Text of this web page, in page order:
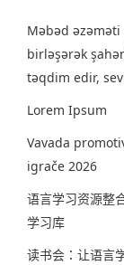
Məbəd
birləşərək
təqdim edir,
Lorem Ipsum
Vavada
igrače 2026
语言学习资源整
学习库
读书会：让语言